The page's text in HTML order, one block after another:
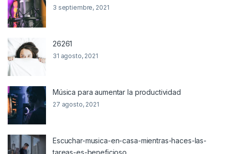
3 septiembre, 2021
26261
31 agosto, 2021
Música para aumentar la productividad
27 agosto, 2021
Escuchar-musica-en-casa-mientras-haces-las-
tareas-es-beneficioso